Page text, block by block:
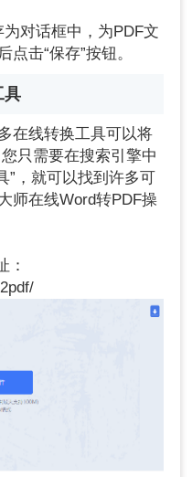
对话框中，为PDF文
击“保存”按钮。
具
在线转换工具可以将
只需要在搜索引擎中
”，就可以找到许多可
师在线Word转PDF操
：